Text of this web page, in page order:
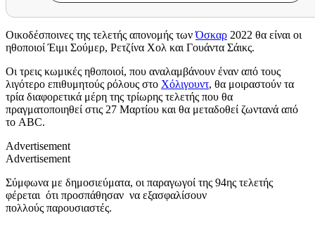
Οικοδέσποινες της τελετής απονομής τωνΌσκαρ 2022 θα είναι οι
ηθοποιοί Έιμι Σούμερ, Ρετζίνα Χολ και Γουάντα Σάικς.
Οι τρεις κωμικές ηθοποιοί, που αναλαμβάνουν έναν από τους
λιγότερο επιθυμητούς ρόλους στο Χόλιγουντ, θα μοιραστούν τα
τρία διαφορετικά μέρη της τρίωρης τελετής που θα
πραγματοποιηθεί στις 27 Μαρτίου και θα μεταδοθεί ζωντανά από
το ABC.
Advertisement
Advertisement
Σύμφωνα με δημοσιεύματα, οι παραγωγοί της 94ης τελετής
φέρεται ότι προσπάθησαν να εξασφαλίσουν
πολλούς παρουσιαστές.